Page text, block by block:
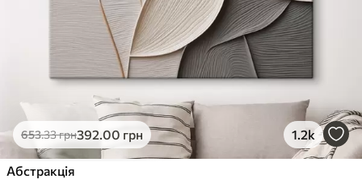
653.33грн392.00 грн 1.2k
Абстракція